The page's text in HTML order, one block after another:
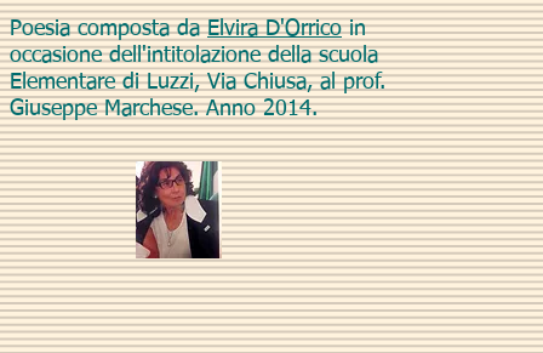
Poesia composta daElvira D'Orricoin
occasione dell'intitolazione della scuola
Elementare di Luzzi, Via Chiusa, al prof.
Giuseppe Marchese. Anno 2014.